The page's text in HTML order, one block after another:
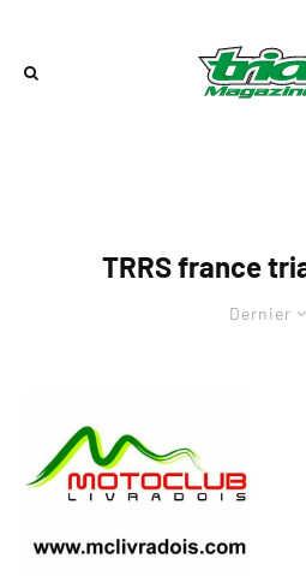
TRRS france
Dernier